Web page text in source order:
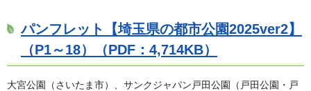
パンフレット【埼玉県の都市公園2025ver2】
（P1～18）（PDF：4,714KB）
大宮公園（さいたま市）、サンクジャパン戸田公園（戸田公園・戸